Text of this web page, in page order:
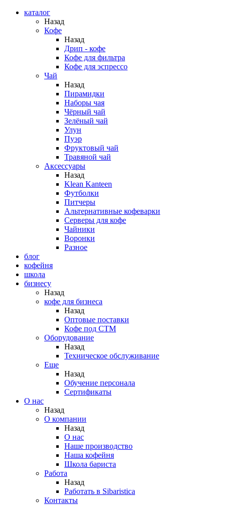
каталог
Назад
Кофе
Назад
Дрип - кофе
Кофе для фильтра
Кофе для эспрессо
Чай
Назад
Пирамидки
Наборы чая
Чёрный чай
Зелёный чай
Улун
Пуэр
Фруктовый чай
Травяной чай
Аксессуары
Назад
Klean Kanteen
Футболки
Питчеры
Альтернативные кофеварки
Серверы для кофе
Чайники
Воронки
Разное
блог
кофейня
школа
бизнесу
Назад
кофе для бизнеса
Назад
Оптовые поставки
Кофе под СТМ
Оборудование
Назад
Техническое обслуживание
Еще
Назад
Обучение персонала
Сертификаты
О нас
Назад
O компании
Назад
О нас
Наше производство
Наша кофейня
Школа бариста
Работа
Назад
Работать в Sibaristica
Контакты